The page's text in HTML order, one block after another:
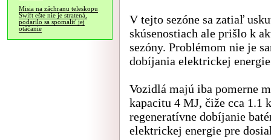
Misia na záchranu teleskopu
Swift ešte nie je stratená,
podarilo sa spomaliť jej
otáčanie
V tejto sezóne sa zatiaľ
skúsenostiach ale prišlo k
sezóny. Problémom nie je
dobíjania elektrickej
Vozidlá majú iba pomerne
kapacitu 4 MJ, čiže cca
regeneratívne dobíjanie
elektrickej energie pre